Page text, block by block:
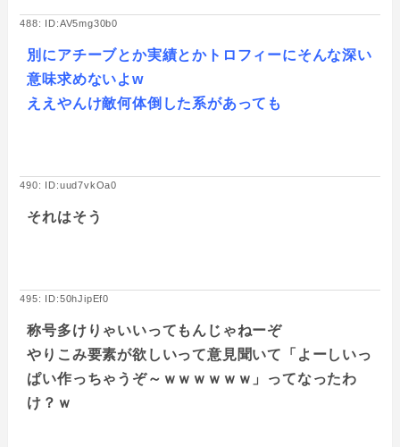
488: ID:AV5mg30b0
別にアチーブとか実績とかトロフィーにそんな深い
意味求めないよw
ええやんけ敵何体倒した系があっても
490: ID:uud7vkOa0
それはそう
495: ID:50hJipEf0
称号多けりゃいいってもんじゃねーぞ
やりこみ要素が欲しいって意見聞いて「よーしいっ
ぱい作っちゃうぞ～ｗｗｗｗｗｗ」ってなったわ
け？ｗ